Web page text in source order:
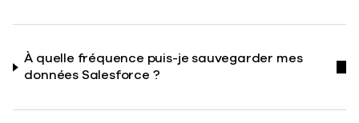
À quelle fréquence puis-je sauvegarder mes
données Salesforce ?